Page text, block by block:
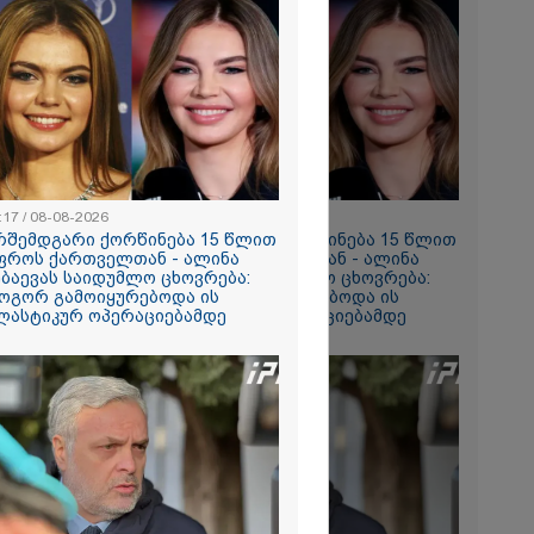
რომ ვთქვა,
თუ
იმნაძე
ნია
გამოსული
ეს... მას
სასჯელი
კუპატაძე
ვიღებთ
- რას წერს
არშემდგარი ქორწინება 15 წლით
უფროს ქართველთან - ალინა
კაბაევას საიდუმლო ცხოვრება:
როგორ გამოიყურებოდა ის
პლასტიკურ ოპერაციებამდე
/ 08-08-2026
ქორწინება 15 წლით
ქართველთან - ალინა
საიდუმლო ცხოვრება:
გამოიყურებოდა ის
ოპერაციებამდე